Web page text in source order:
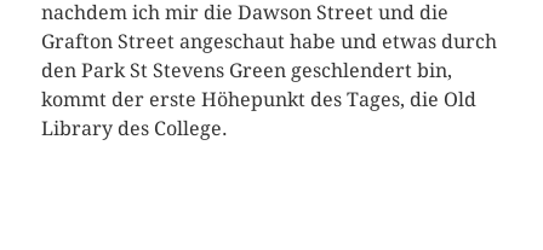
nachdem ich mir die Dawson Street und die
Grafton Street angeschaut habe und etwas durch
den Park St Stevens Green geschlendert bin,
kommt der erste Höhepunkt des Tages, die Old
Library des College.